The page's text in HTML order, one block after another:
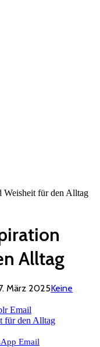
Weisheit für den Alltag
Alltag
März 2025Keine
Email
Email